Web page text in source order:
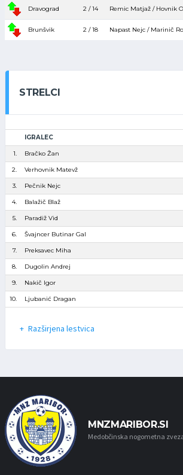
Dravograd 2 / 14 Remic Matjaž / Hovnik
Brunšvik 2 / 18 Napast Nejc / Marinič
STRELCI
IGRALEC
1. Bračko Žan
2. Verhovnik Matevž
3. Pečnik Nejc
4. Balažič Blaž
5. Paradiž Vid
6. Švajncer Butinar Gal
7. Preksavec Miha
8. Dugolin Andrej
9. Nakič Igor
10. Ljubanić Dragan
Razširjena lestvica
MNZMARIBOR.SI
Medobčinska nogometna